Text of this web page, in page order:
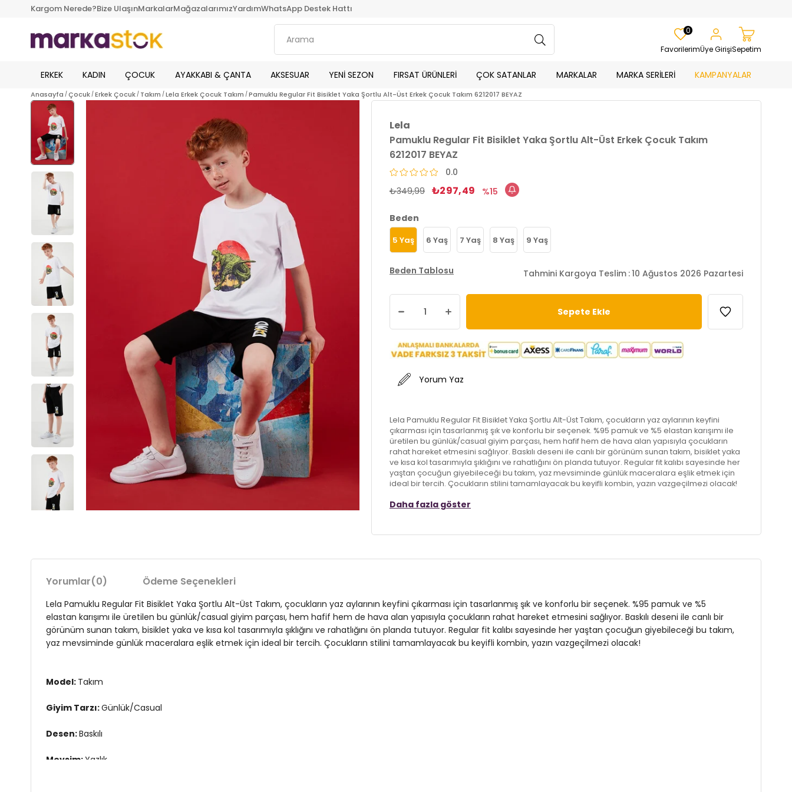
Kargom Nerede?Bize UlaşınMarkalarMağazalarımızYardımWhatsApp Destek Hattı
Favorilerim
0
Üye GirişiSepetim
ERKEK KADIN ÇOCUK AYAKKABI & ÇANTA AKSESUAR YENİ SEZON FIRSAT ÜRÜNLERİ ÇOK SATANLAR MARKALAR MARKA SERİLERİ KAMPANYALAR
Anasayfa Çocuk Erkek Çocuk Takım Lela Erkek Çocuk Takım Pamuklu Regular Fit Bisiklet Yaka Şortlu Alt-Üst Erkek Çocuk Takım 6212017 BEYAZ
Lela
Pamuklu Regular Fit Bisiklet Yaka Şortlu Alt-Üst Erkek Çocuk Takım
6212017 BEYAZ
0.0
₺349,99 ₺297,49 15
Beden
5 Yaş 6 Yaş 7 Yaş 8 Yaş 9 Yaş
Beden Tablosu Tahmini Kargoya Teslim :10 Ağustos 2026 Pazartesi
Yorum Yaz
Lela Pamuklu Regular Fit Bisiklet Yaka Şortlu Alt-Üst Takım, çocukların yaz aylarının keyfini
çıkarması için tasarlanmış şık ve konforlu bir seçenek. %95 pamuk ve %5 elastan karışımı ile
üretilen bu günlük/casual giyim parçası, hem hafif hem de hava alan yapısıyla çocukların
rahat hareket etmesini sağlıyor. Baskılı deseni ile canlı bir görünüm sunan takım, bisiklet yaka
ve kısa kol tasarımıyla şıklığını ve rahatlığını ön planda tutuyor. Regular fit kalıbı sayesinde her
yaştan çocuğun giyebileceği bu takım, yaz mevsiminde günlük maceralara eşlik etmek için
ideal bir tercih. Çocukların stilini tamamlayacak bu keyifli kombin, yazın vazgeçilmezi olacak!
Giyim Tarzı:Günlük/Casual
Desen:Baskılı
Materyal:%95 PAMUK %5 ELESTAN
Yaka Tipi:Bisiklet Yaka
Kol Tipi:Kısa Kol
Daha fazla göster
Yorumlar(0) Ödeme Seçenekleri
Lela Pamuklu Regular Fit Bisiklet Yaka Şortlu Alt-Üst Takım, çocukların yaz aylarının keyfini çıkarması için tasarlanmış şık ve konforlu bir seçenek. %95 pamuk ve %5
elastan karışımı ile üretilen bu günlük/casual giyim parçası, hem hafif hem de hava alan yapısıyla çocukların rahat hareket etmesini sağlıyor. Baskılı deseni ile canlı bir
görünüm sunan takım, bisiklet yaka ve kısa kol tasarımıyla şıklığını ve rahatlığını ön planda tutuyor. Regular fit kalıbı sayesinde her yaştan çocuğun giyebileceği bu takım,
yaz mevsiminde günlük maceralara eşlik etmek için ideal bir tercih. Çocukların stilini tamamlayacak bu keyifli kombin, yazın vazgeçilmezi olacak!
Model: Takım
Giyim Tarzı:Günlük/Casual
Desen:Baskılı
Mevsim:Yazlık